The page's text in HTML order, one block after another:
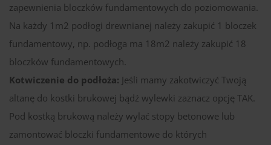
zapewnienia bloczków fundamentowych do poziomowania.
Na każdy 1m2 podłogi drewnianej należy zakupić 1 bloczek
fundamentowy, np. podłoga ma 18m2 należy zakupić 18
bloczków fundamentowych.
Kotwiczenie do podłoża: Jeśli mamy zakotwiczyć Twoją
altanę do kostki brukowej bądź wylewki zaznacz opcję TAK.
Pod kostką brukową należy wylać stopy betonowe lub
zamontować bloczki fundamentowe do których